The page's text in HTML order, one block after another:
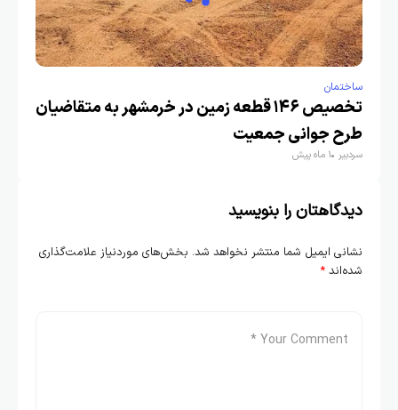
ساختمان
تخصیص ۱۴۶ قطعه زمین در خرمشهر به متقاضیان
طرح جوانی جمعیت
سردبیر 1 ماه پیش
دیدگاهتان را بنویسید
نشانی ایمیل شما منتشر نخواهد شد. بخش‌های موردنیاز علامت‌گذاری
شده‌اند *